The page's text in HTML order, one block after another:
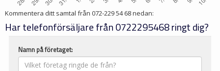
Kommentera ditt samtal från 072-229 54 68nedan:
Har telefonförsäljare från 0722295468 ringt dig?
Namn på företaget: